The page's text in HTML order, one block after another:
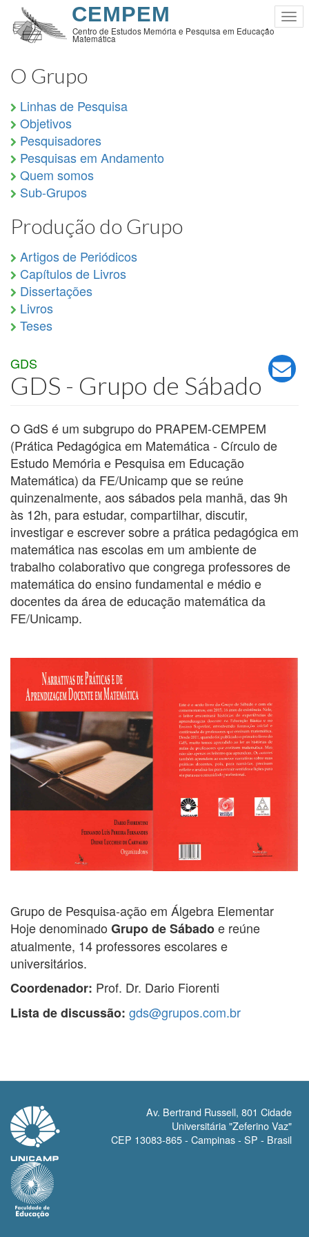
Pular
para
principal
CEMPEM
Centro de Estudos Memória e Pesquisa em Educação
Matemática
O Grupo
Linhas de Pesquisa
Objetivos
Pesquisadores
Pesquisas em Andamento
Quem somos
Sub-Grupos
Produção do Grupo
Artigos de Periódicos
Capítulos de Livros
Dissertações
Livros
Teses
GDS
GDS - Grupo de Sábado
O GdS é um subgrupo do PRAPEM-CEMPEM
(Prática Pedagógica em Matemática - Círculo de
Estudo Memória e Pesquisa em Educação
Matemática) da FE/Unicamp que se reúne
quinzenalmente, aos sábados pela manhã, das 9h
às 12h, para estudar, compartilhar, discutir,
investigar e escrever sobre a prática pedagógica em
matemática nas escolas em um ambiente de
trabalho colaborativo que congrega professores de
matemática do ensino fundamental e médio e
docentes da área de educação matemática da
FE/Unicamp.
Grupo de Pesquisa-ação em Álgebra Elementar
Hoje denominado Grupo de Sábadoe reúne
atualmente, 14 professores escolares e
universitários.
Coordenador: Prof. Dr. Dario Fiorenti
Lista de discussão: gds@grupos.com.br
Av. Bertrand Russell, 801 Cidade
Universitária "Zeferino Vaz"
CEP 13083-865 - Campinas - SP - Brasil